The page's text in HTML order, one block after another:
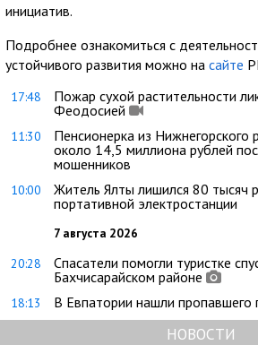
инициатив.
Подробнее ознакомиться с
устойчивого развития можно на сайте
17:48
Пожар сухой растительности
Феодосией
11:30
Пенсионерка из Нижнегорского
около 14,5 миллиона рублей
мошенников
10:00
Житель Ялты лишился 80 тысяч
портативной электростанции
7 августа 2026
20:28
Спасатели помогли туристке
Бахчисарайском районе
18:13 В Евпатории нашли пропавшего
НОВОСТИ